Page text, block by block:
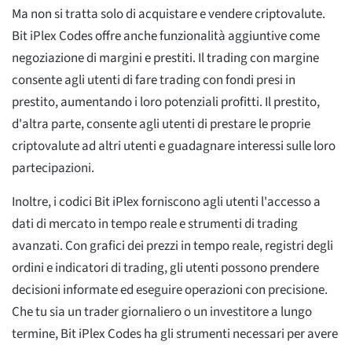
Ma non si tratta solo di acquistare e vendere criptovalute.
Bit iPlex Codes offre anche funzionalità aggiuntive come
negoziazione di margini e prestiti. Il trading con margine
consente agli utenti di fare trading con fondi presi in
prestito, aumentando i loro potenziali profitti. Il prestito,
d'altra parte, consente agli utenti di prestare le proprie
criptovalute ad altri utenti e guadagnare interessi sulle loro
partecipazioni.
Inoltre, i codici Bit iPlex forniscono agli utenti l'accesso a
dati di mercato in tempo reale e strumenti di trading
avanzati. Con grafici dei prezzi in tempo reale, registri degli
ordini e indicatori di trading, gli utenti possono prendere
decisioni informate ed eseguire operazioni con precisione.
Che tu sia un trader giornaliero o un investitore a lungo
termine, Bit iPlex Codes ha gli strumenti necessari per avere